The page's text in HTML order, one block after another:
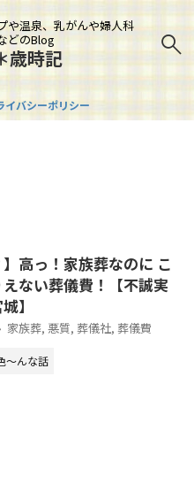
や温泉、乳がんや婦人科
どのBlog
歳時記
イバシーポリシー
】高っ！家族葬なのに こ
ない葬儀費！【不誠実
】
家族葬, 悪質, 葬儀社, 葬儀費
～んな話